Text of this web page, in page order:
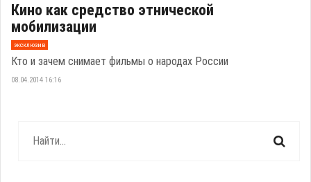
Кино как средство этнической
мобилизации
эксклюзив
Кто и зачем снимает фильмы о народах России
08.04.2014 16:16